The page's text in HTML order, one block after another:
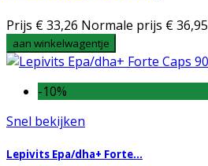
Prijs € 33,26 Normale prijs € 36,95
aan winkelwagentje
-10%
Snel bekijken
Lepivits Epa/dha+ Forte...